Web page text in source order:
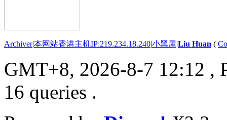
Archiver|本网站香港主机IP:219.234.18.240|小黑屋|Liu Huan (
GMT+8, 2026-8-7 12:12 ,
16 queries .